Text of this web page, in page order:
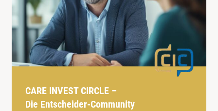
CARE INVEST CIRCLE –
Die Entscheider-Community